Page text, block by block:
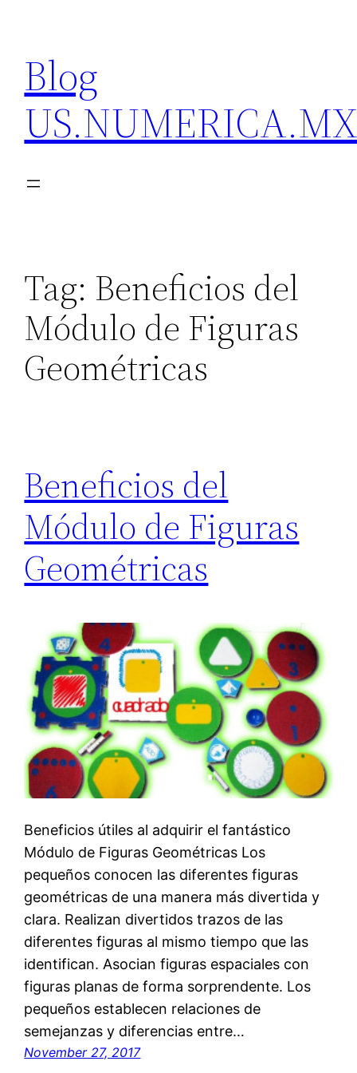
content
Blog
Tag: Beneficios del
Módulo de Figuras
Geométricas
Beneficios del
Módulo de Figuras
Geométricas
Beneficios útiles al adquirir el fantástico
Módulo de Figuras Geométricas Los
pequeños conocen las diferentes figuras
geométricas de una manera más divertida y
clara. Realizan divertidos trazos de las
diferentes figuras al mismo tiempo que las
identifican. Asocian figuras espaciales con
figuras planas de forma sorprendente. Los
pequeños establecen relaciones de
semejanzas y diferencias entre…
November 27, 2017